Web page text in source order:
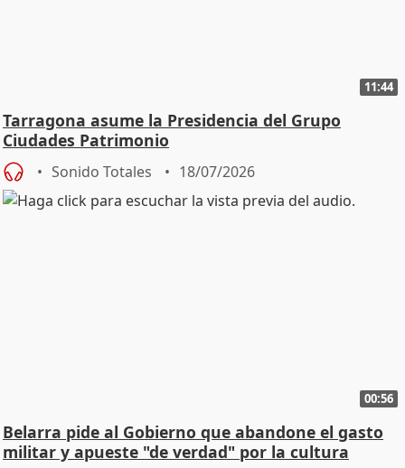
11:44
Tarragona asume la Presidencia del Grupo
Ciudades Patrimonio
Sonido Totales 18/07/2026
00:56
Belarra pide al Gobierno que abandone el gasto
militar y apueste "de verdad" por la cultura